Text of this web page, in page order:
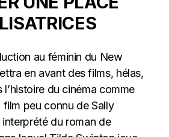
au féminin du New
en avant des films, hélas,
l’histoire du cinéma comme
peu connu de Sally
du roman de